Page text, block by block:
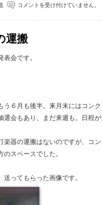
コメントを受け付けていません。
運搬
会です。
う６月も後半。来月末にはコン
選会もあり、まだ来週も。日程
楽器の運搬はないのですが、コ
スペースでした。
ってもらった画像です。